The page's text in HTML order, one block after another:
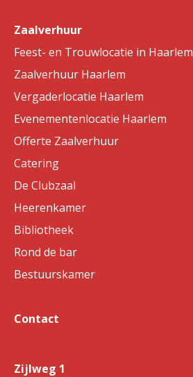
Zaalverhuur
Feest- en Trouwlocatie in Haarlem
Zaalverhuur Haarlem
Vergaderlocatie Haarlem
Evenementenlocatie Haarlem
Offerte Zaalverhuur
Catering
De Clubzaal
Heerenkamer
Bibliotheek
Rond de bar
Bestuurskamer
Contact
Zijlweg 1